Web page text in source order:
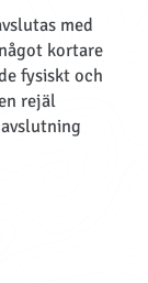
med
kortare
fysiskt och
rejäl